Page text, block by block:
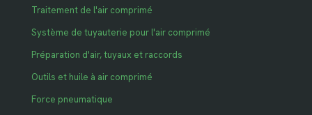
Traitement de l'air comprimé
Système de tuyauterie pour l'air comprimé
Préparation d'air, tuyaux et raccords
Outils et huile à air comprimé
Force pneumatique